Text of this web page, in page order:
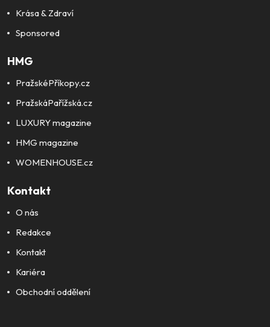
Krása & Zdraví
Sponsored
HMG
PražskéPříkopy.cz
PražskáPařížská.cz
LUXURY magazine
HMG magazine
WOMENHOUSE.cz
Kontakt
O nás
Redakce
Kontakt
Kariéra
Obchodní oddělení